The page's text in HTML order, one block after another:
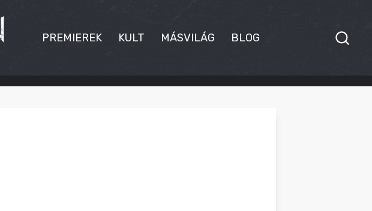
PREMIEREK KULT MÁSVILÁG BLOG